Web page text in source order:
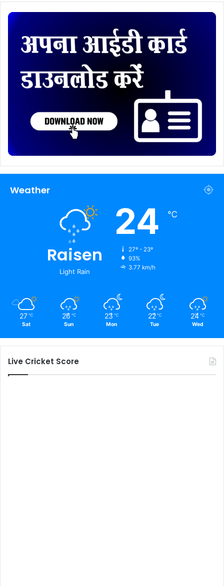
Weather
Raisen
Light Rain
24 ℃
27º - 23º
93%
3.77 km/h
27 ℃
Sat
26 ℃
Sun
23 ℃
Mon
22 ℃
Tue
24 ℃
Wed
Live Cricket Score